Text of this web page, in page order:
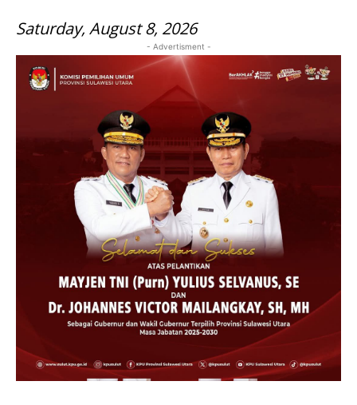
Saturday, August 8, 2026
- Advertisment -